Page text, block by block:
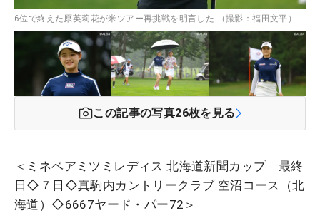
6位で終えた原英莉花が米ツアー再挑戦を明言した （撮影：福田文平）
この記事の写真26枚を見る
＜ミネベアミツミレディス 北海道新聞カップ 最終
日◇７日◇真駒内カントリークラブ 空沼コース（北
海道）◇6667ヤード・パー72＞